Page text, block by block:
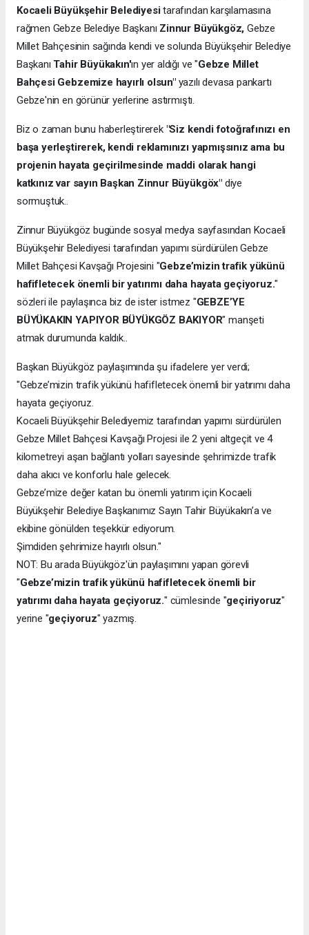
Kocaeli Büyükşehir Belediyesitarafından karşılamasına
rağmen Gebze Belediye Başkanı Zinnur Büyükgöz, Gebze
Millet Bahçesinin sağında kendi ve solunda Büyükşehir Belediye
Başkanı Tahir Büyükakın'ın yer aldığı ve "Gebze Millet
Bahçesi Gebzemize hayırlı olsun"yazılı devasa pankartı
Gebze'nin en görünür yerlerine astırmıştı.
Biz o zaman bunu haberleştirerek "Siz kendi fotoğrafınızı en
başa yerleştirerek, kendi reklamınızı yapmışsınız ama bu
projenin hayata geçirilmesinde maddi olarak hangi
katkınız var sayın Başkan Zinnur Büyükgöx" diye
sormuştuk..
Zinnur Büyükgöz bugünde sosyal medya sayfasından Kocaeli
Büyükşehir Belediyesi tarafından yapımı sürdürülen Gebze
Millet Bahçesi Kavşağı Projesini "Gebze’mizin trafik yükünü
hafifletecek önemli bir yatırımı daha hayata geçiyoruz."
sözleri ile paylaşınca biz de ister istmez "GEBZE’YE
BÜYÜKAKIN YAPIYOR BÜYÜKGÖZ BAKIYOR" manşeti
atmak durumunda kaldık..
Başkan Büyükgöz paylaşımında şu ifadelere yer verdi;
"Gebze’mizin trafik yükünü hafifletecek önemli bir yatırımı daha
hayata geçiyoruz.
Kocaeli Büyükşehir Belediyemiz tarafından yapımı sürdürülen
Gebze Millet Bahçesi Kavşağı Projesi ile 2 yeni altgeçit ve 4
kilometreyi aşan bağlantı yolları sayesinde şehrimizde trafik
daha akıcı ve konforlu hale gelecek.
Gebze’mize değer katan bu önemli yatırım için Kocaeli
Büyükşehir Belediye Başkanımız Sayın Tahir Büyükakın’a ve
ekibine gönülden teşekkür ediyorum.
Şimdiden şehrimize hayırlı olsun."
NOT: Bu arada Büyükgöz'ün paylaşımını yapan görevli
"Gebze’mizin trafik yükünü hafifletecek önemli bir
yatırımı daha hayata geçiyoruz." cümlesinde "geçiriyoruz"
yerine "geçiyoruz" yazmış.